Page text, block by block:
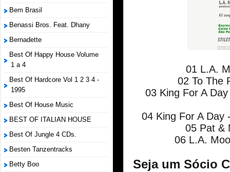
Bem Brasil
Benassi Bros. Feat. Dhany
Bernadette
Best Of Happy House Volume
1 a 4
Best Of Hardcore Vol 1 2 3 4 -
1995
Best Of House Music
BEST OF ITALIAN HOUSE
Best Of Jungle 4 CDs.
Besten Tanzentracks
Betty Boo
01 L.A.
02 To The
03 King For A
04 King For A Day
05 Pat &
06 L.A.
Seja um Sócio